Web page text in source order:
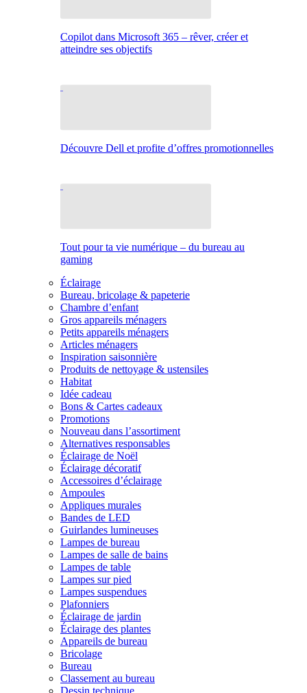
Copilot dans Microsoft 365 – rêver, créer et
atteindre ses objectifs
Découvre Dell et profite d’offres promotionnelles
Tout pour ta vie numérique – du bureau au
gaming
Éclairage
Bureau, bricolage & papeterie
Chambre d’enfant
Gros appareils ménagers
Petits appareils ménagers
Articles ménagers
Inspiration saisonnière
Produits de nettoyage & ustensiles
Habitat
Idée cadeau
Bons & Cartes cadeaux
Promotions
Nouveau dans l’assortiment
Alternatives responsables
Éclairage de Noël
Éclairage décoratif
Accessoires d’éclairage
Ampoules
Appliques murales
Bandes de LED
Guirlandes lumineuses
Lampes de bureau
Lampes de salle de bains
Lampes de table
Lampes sur pied
Lampes suspendues
Plafonniers
Éclairage de jardin
Éclairage des plantes
Appareils de bureau
Bricolage
Bureau
Classement au bureau
Dessin technique